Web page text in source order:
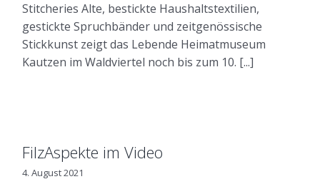
Stitcheries Alte, bestickte Haushaltstextilien,
gestickte Spruchbänder und zeitgenössische
Stickkunst zeigt das Lebende Heimatmuseum
Kautzen im Waldviertel noch bis zum 10. [...]
FilzAspekte im Video
4. August 2021